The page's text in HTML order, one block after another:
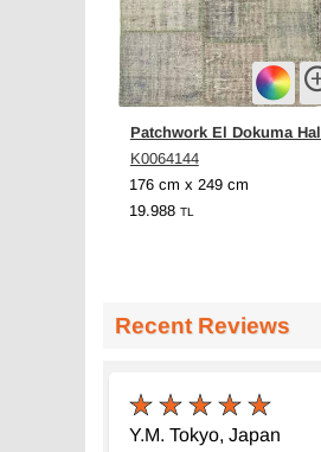
Patchwork El Dokuma
K0064144
176 cm x 249 cm
19.988 TL
Recent Reviews
Y.M. Tokyo, Japan